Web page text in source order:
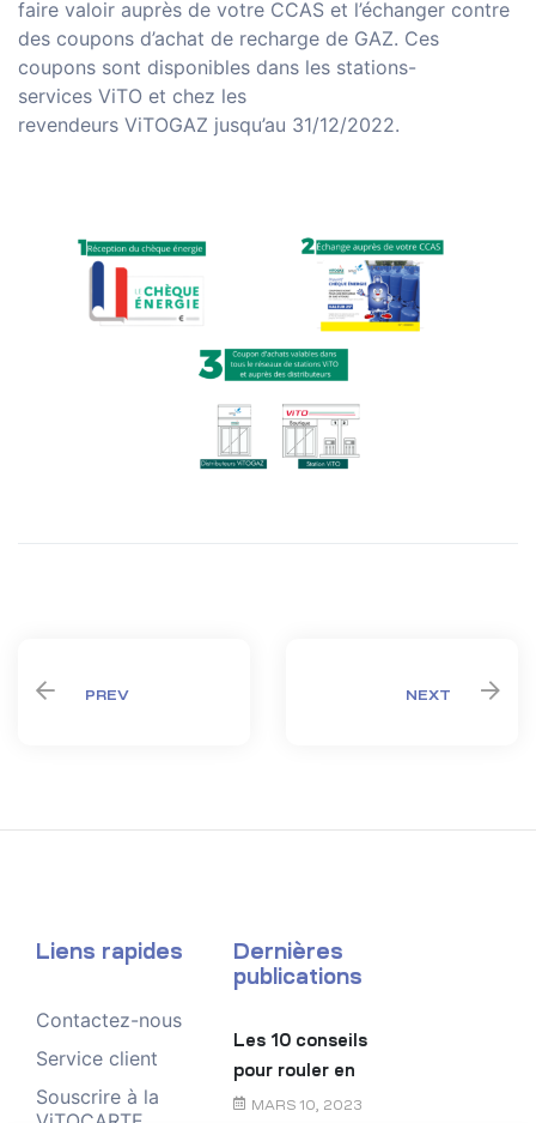
faire valoir auprès de votre CCAS et l’échanger contre
des coupons d’achat de recharge de GAZ. Ces
coupons sont disponibles dans les stations-
services ViTO et chez les
revendeurs ViTOGAZ jusqu’au 31/12/2022.
PREV NEXT
Liens rapides
Contactez-nous
Service client
Souscrire à la
Dernières
publications
Les 10 conseils
pour rouler en
toute sécurité
MARS 10, 2023